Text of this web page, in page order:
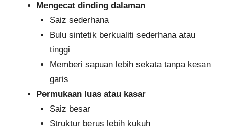
Mengecat dinding dalaman
Saiz sederhana
Bulu sintetik berkualiti sederhana atau
tinggi
Memberi sapuan lebih sekata tanpa kesan
garis
Permukaan luas atau kasar
Saiz besar
Struktur berus lebih kukuh